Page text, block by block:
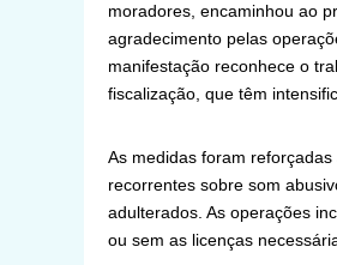
moradores, encaminhou ao
agradecimento pelas
manifestação reconhece o
fiscalização, que têm
As medidas foram
recorrentes sobre som
adulterados. As operações
ou sem as licenças